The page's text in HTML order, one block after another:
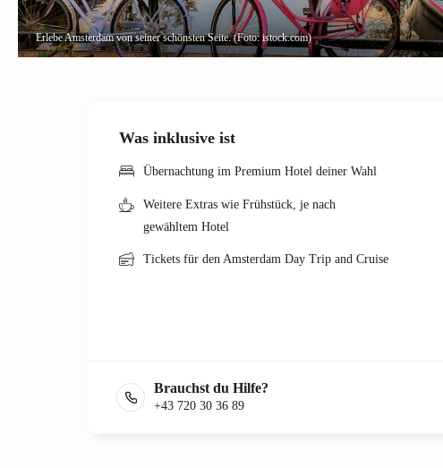
Erlebe Amsterdam von seiner schönsten Seite. (Foto: istock.com)
Was inklusive ist
Übernachtung im Premium Hotel deiner Wahl
Weitere Extras wie Frühstück, je nach
gewähltem Hotel
Tickets für den Amsterdam Day Trip and Cruise
Brauchst du Hilfe?
+43 720 30 36 89